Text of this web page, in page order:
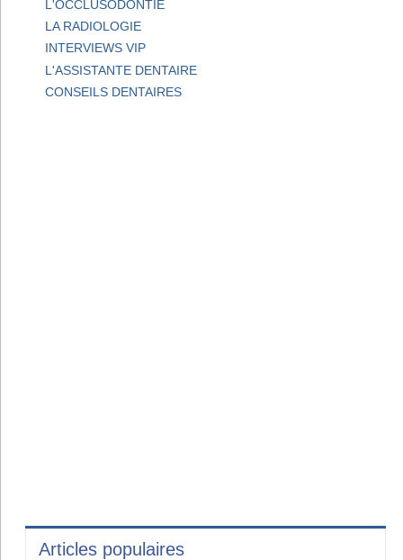
L'OCCLUSODONTIE
LA RADIOLOGIE
INTERVIEWS VIP
L'ASSISTANTE DENTAIRE
CONSEILS DENTAIRES
Articles populaires